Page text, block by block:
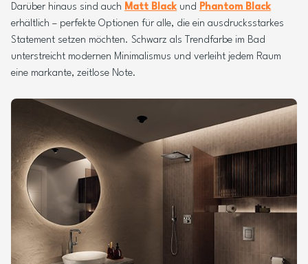
Darüber hinaus sind auch Matt Blackund Phantom Black
erhältlich – perfekte Optionen für alle, die ein ausdrucksstarkes
Statement setzen möchten. Schwarz als Trendfarbe im Bad
unterstreicht modernen Minimalismus und verleiht jedem Raum
eine markante, zeitlose Note.